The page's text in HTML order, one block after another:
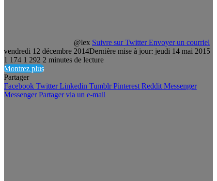
@lex Suivre sur Twitter Envoyer un courriel
vendredi 12 décembre 2014Dernière mise à jour: jeudi 14 mai 2015
1 174 1 292 2 minutes de lecture
Montrez plus
Partager
Facebook Twitter Linkedin Tumblr Pinterest Reddit Messenger
Messenger Partager via un e-mail